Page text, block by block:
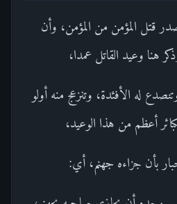
قتل المؤمن من المؤمن، وأن
هنا وعيد القاتل عمدا،
له الأفئدة، وتنزعج منه أولو
أعظم من هذا الوعيد،
بأن جزاءه جهنم، أي: